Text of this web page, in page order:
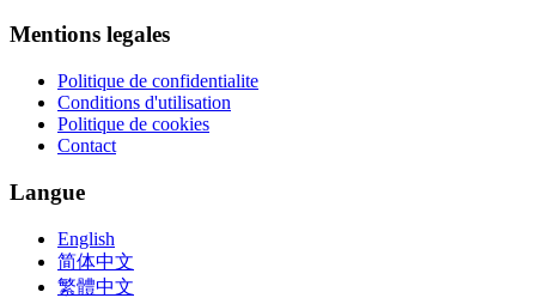
Mentions legales
Politique de confidentialite
Conditions d'utilisation
Politique de cookies
Contact
Langue
English
简体中文
繁體中文